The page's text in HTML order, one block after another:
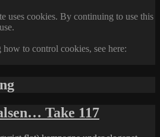
uses cookies. By continuing to use this
to control cookies, see here:
Take 117